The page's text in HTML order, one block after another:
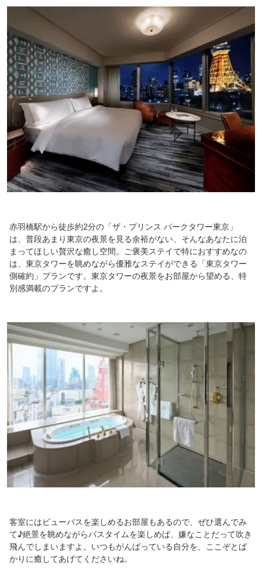
14.ホテルメトロポリ
タン 丸の内
icotto
シティホ
赤羽橋駅から徒歩約2分の「ザ・プリンス パークタワー東京」
は、普段あまり東京の夜景を見る余裕がない、そんなあなたに泊
まってほしい贅沢な癒し空間。ご褒美ステイで特におすすめなの
は、東京タワーを眺めながら優雅なステイができる「東京タワー
側確約」プランです。東京タワーの夜景をお部屋から望める、特
別感満載のプランですよ。
客室にはビューバスを楽しめるお部屋もあるので、ぜひ選んでみ
て♪絶景を眺めながらバスタイムを楽しめば、嫌なことだって吹き
飛んでしまいますよ。いつもがんばっている自分を、ここぞとば
かりに癒してあげてくださいね。